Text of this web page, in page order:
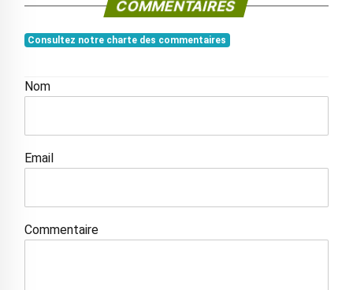
COMMENTAIRES
Consultez notre charte des commentaires
Nom
Email
Commentaire